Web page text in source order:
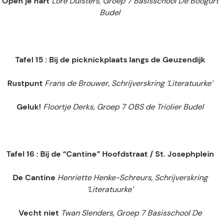
Budel
Tafel 15 : Bij de picknickplaats langs de Geuzendijk
Rustpunt Frans de Brouwer, Schrijverskring ‘Literatuurke’
Geluk! Floortje Derks, Groep 7 OBS de Triolier Budel
Tafel 16 : Bij de “Cantine” Hoofdstraat / St. Josephplein
De Cantine Henriette Henke-Schreurs, Schrijverskring
‘Literatuurke’
Vecht niet Twan Slenders, Groep 7 Basisschool De